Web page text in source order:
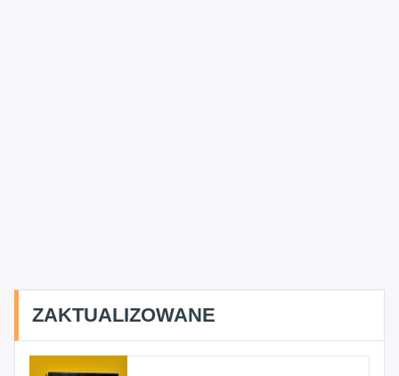
ZAKTUALIZOWANE